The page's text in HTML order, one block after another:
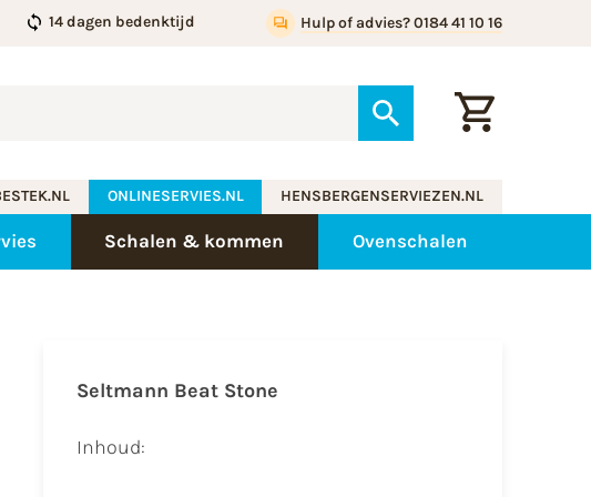
14 dagen bedenktijd Hulp of advies? 0184 41 10 16
ONLINESERVIES.NL HENSBERGENSERVIEZEN.NL
Schalen & kommen Ovenschalen
Seltmann Beat Stone
Inhoud: